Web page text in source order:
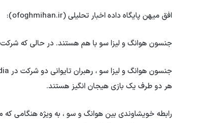
افق میهن پایگاه داده اخبار تحلیلی (ofoghmihan.ir):
جنسون هوانگ و لیزا سو با هم هستند. در حالی که شرکت
هر دو طرف یک بازی هیجان انگیز هستند.
رابطه خویشاوندی بین هوانگ و سو ، به ویژه هنگامی که